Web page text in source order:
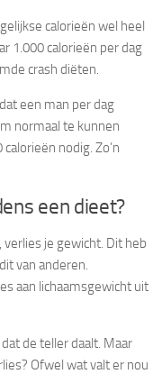
calorieën wel heel
1.000 calorieën per dag
crash diëten.
een man per dag
normaal te kunnen
nodig. Zo’n
een dieet?
je gewicht. Dit heb
van anderen.
aan lichaamsgewicht uit
de teller daalt. Maar
Ofwel wat valt er nou